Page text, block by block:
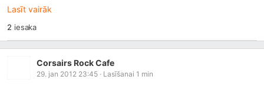
Lasīt vairāk
2 iesaka
Corsairs Rock Cafe
29. jan 2012 23:45 · Lasīšanai 1 min